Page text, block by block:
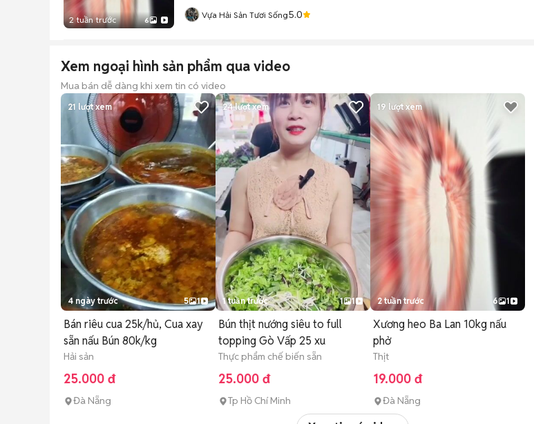
2 tuần trước 6 Vựa Hải Sản Tươi Sống5.0
Xem ngoại hình sản phẩm qua video
Mua bán dễ dàng khi xem tin có video
21 lượt xem
4 ngày trước 5 1
Bán riêu cua 25k/hủ, Cua xay
sẵn nấu Bún 80k/kg
Hải sản
25.000 đ
Đà Nẵng
24lượt xem
1 tuần trước 1 1
Bún thịt nướng siêu to full
topping Gò Vấp 25 xu
Thực phẩm chế biến sẵn
25.000 đ
Tp Hồ Chí Minh
19 lượt xem
2 tuần trước 6 1
Xương heo Ba Lan 10kg nấu
phở
Thịt
19.000 đ
Đà Nẵng